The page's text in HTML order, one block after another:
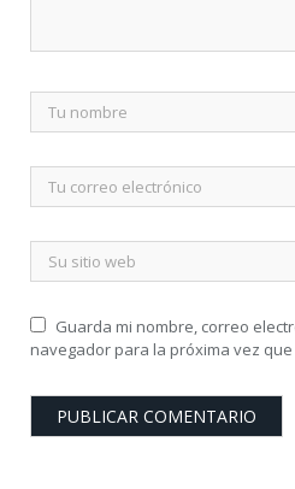
Guarda mi nombre, correo
navegador para la próxima vez que